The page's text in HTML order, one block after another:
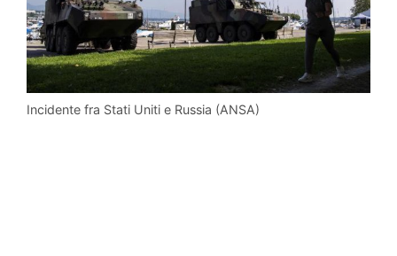
Incidente fra Stati Uniti e Russia (ANSA)